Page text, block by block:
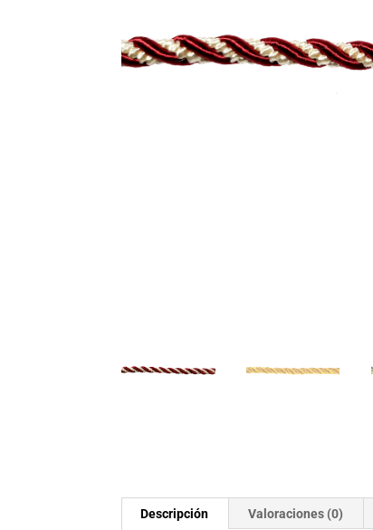
Descripción Valoraciones (0)